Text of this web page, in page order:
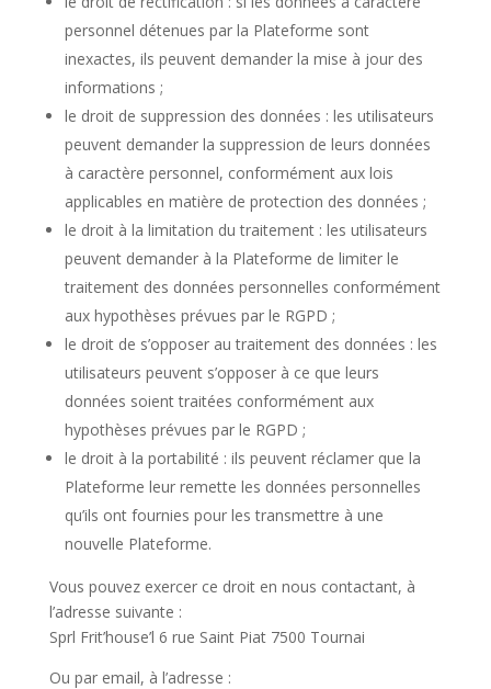
personnel détenues par la Plateforme sont
inexactes, ils peuvent demander la mise à jour des
informations ;
le droit de suppression des données : les utilisateurs
peuvent demander la suppression de leurs données
à caractère personnel, conformément aux lois
applicables en matière de protection des données ;
le droit à la limitation du traitement : les utilisateurs
peuvent demander à la Plateforme de limiter le
traitement des données personnelles conformément
aux hypothèses prévues par le RGPD ;
le droit de s’opposer au traitement des données : les
utilisateurs peuvent s’opposer à ce que leurs
données soient traitées conformément aux
hypothèses prévues par le RGPD ;
le droit à la portabilité : ils peuvent réclamer que la
Plateforme leur remette les données personnelles
qu’ils ont fournies pour les transmettre à une
nouvelle Plateforme.
Vous pouvez exercer ce droit en nous contactant, à
l’adresse suivante :
Sprl Frit’house’l 6 rue Saint Piat 7500 Tournai
Ou par email, à l’adresse :